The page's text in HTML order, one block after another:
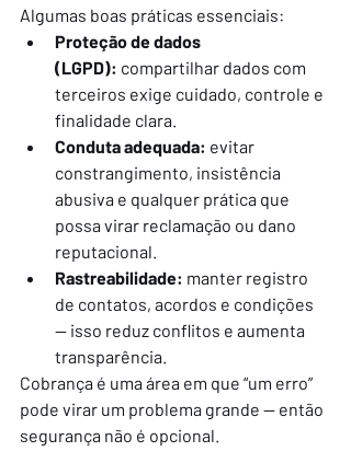
Algumas boas práticas essenciais:
Proteção de dados
(LGPD): compartilhar dados com
terceiros exige cuidado, controle e
finalidade clara.
Conduta adequada: evitar
constrangimento, insistência
abusiva e qualquer prática que
possa virar reclamação ou dano
reputacional.
Rastreabilidade: manter registro
de contatos, acordos e condições
— isso reduz conflitos e aumenta
transparência.
Cobrança é uma área em que “um erro”
pode virar um problema grande — então
segurança não é opcional.